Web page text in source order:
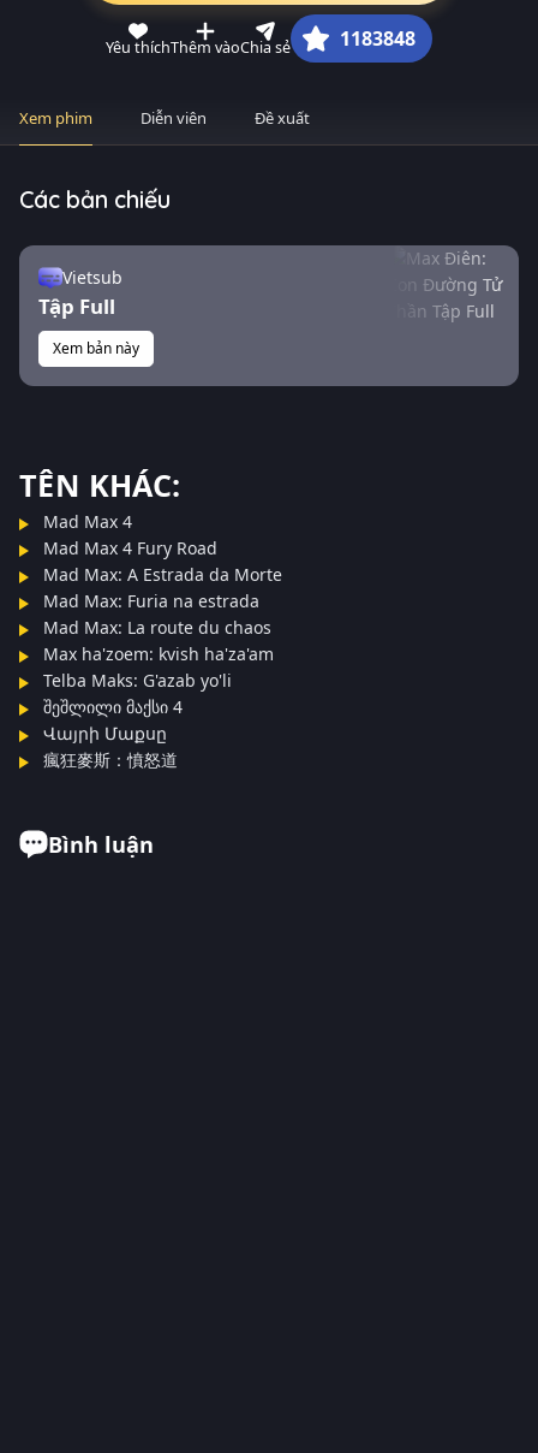
Yêu thíchThêm vàoChia sẻ 1183848
Xem phim Diễn viên Đề xuất
Các bản chiếu
Vietsub
Tập Full
Xem bản này
TÊN KHÁC:
Mad Max 4
Mad Max 4 Fury Road
Mad Max: A Estrada da Morte
Mad Max: Furia na estrada
Mad Max: La route du chaos
Max ha'zoem: kvish ha'za'am
Telba Maks: G'azab yo'li
შეშლილი მაქსი 4
Վայրի Մաքսը
瘋狂麥斯：憤怒道
Bình luận